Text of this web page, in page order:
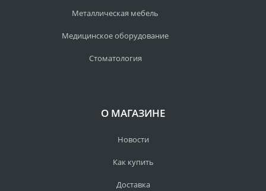
Металлическая мебель
Медицинское оборудование
Стоматология
О МАГАЗИНЕ
Новости
Как купить
Доставка